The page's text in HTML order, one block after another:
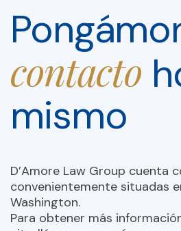
contacto
mismo
D’Amore Law Group cuenta
convenientemente situadas
Washington.
Para obtener más